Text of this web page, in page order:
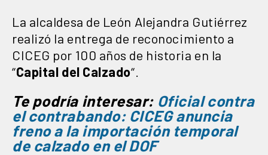
La alcaldesa de León Alejandra Gutiérrez
realizó la entrega de reconocimiento a
CICEG por 100 años de historia en la
“Capital del Calzado“.
Te podría interesar: Oficial contra
el contrabando: CICEG anuncia
freno a la importación temporal
de calzado en el DOF